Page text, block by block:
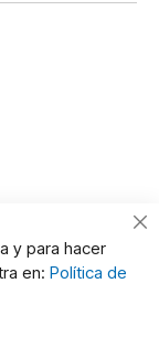
y para hacer
en: Política de